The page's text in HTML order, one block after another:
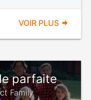
VOIR PLUS
parfaite
Family